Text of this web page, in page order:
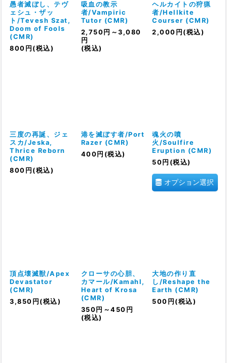
愚者滅ぼし、テヴ
ェシュ・ザッ
ト/Tevesh Szat,
Doom of Fools
(CMR)
800 円 (税込)
吸血の教示
者/Vampiric
Tutor (CMR)
2,750 円 ～3,080
円
(税込)
ヘルカイトの狩猟
者/Hellkite
Courser (CMR)
2,000 円 (税込)
三度の再誕、ジェ
スカ/Jeska,
Thrice Reborn
(CMR)
800 円 (税込)
港を滅ぼす者/Port
Razer (CMR)
400 円 (税込)
魂火の噴
火/Soulfire
Eruption (CMR)
50 円 (税込)
オプション選択
頂点壊滅獣/Apex
Devastator
(CMR)
3,850 円 (税込)
クローサの心胆、
カマール/Kamahl,
Heart of Krosa
(CMR)
350 円 ～450 円
(税込)
大地の作り直
し/Reshape the
Earth (CMR)
500 円 (税込)